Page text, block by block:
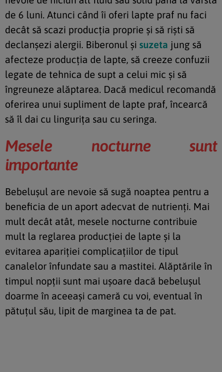
de 6 luni. Atunci când îi oferi lapte praf nu faci
decât să scazi producţia proprie şi să riști să
declanşezi alergii. Biberonul şi suzeta jung să
afecteze producţia de lapte, să creeze confuzii
legate de tehnica de supt a celui mic şi să
îngreuneze alăptarea. Dacă medicul recomandă
oferirea unui supliment de lapte praf, încearcă
să îl dai cu linguriţa sau cu seringa.
Mesele nocturne sunt
importante
Bebeluşul are nevoie să sugă noaptea pentru a
beneficia de un aport adecvat de nutrienţi. Mai
mult decât atât, mesele nocturne contribuie
mult la reglarea producţiei de lapte şi la
evitarea apariţiei complicaţiilor de tipul
canalelor înfundate sau a mastitei. Alăptările în
timpul nopţii sunt mai uşoare dacă bebeluşul
doarme în aceeaşi cameră cu voi, eventual în
pătuţul său, lipit de marginea ta de pat.